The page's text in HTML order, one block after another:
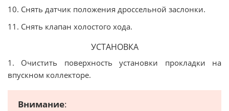
10. Снять датчик положения дроссельной заслонки.
11. Снять клапан холостого хода.
УСТАНОВКА
1. Очистить поверхность установки прокладки на
впускном коллекторе.
Внимание: